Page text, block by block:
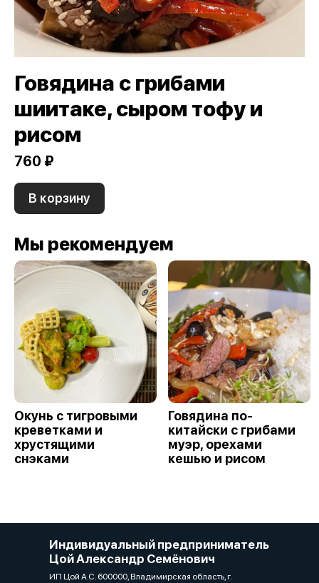
Говядина с грибами
шиитаке, сыром тофу и
рисом
760 ₽
В корзину
Мы рекомендуем
Окунь с тигровыми
креветками и
хрустящими
снэками
Говядина по-
китайски с грибами
муэр, орехами
кешью и рисом
Индивидуальный предприниматель
Цой Александр Семёнович
ИП Цой А.С. 600000, Владимирская область, г.